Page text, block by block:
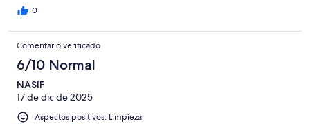
0
Comentario verificado
6/10 Normal
NASIF
17 de dic de 2025
Aspectos positivos: Limpieza